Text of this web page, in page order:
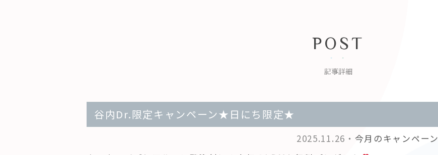
POST
記事詳細
谷内Dr.限定キャンペーン★日にち限定★
2025.11.26・ 今月のキャンペーン